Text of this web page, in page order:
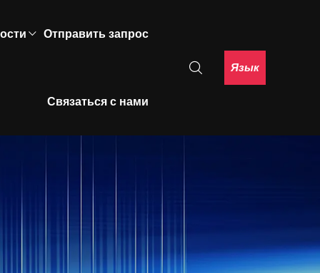
Отправить запрос
Связаться с нами
Язык